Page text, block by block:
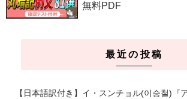
無料PDF
最近の投稿
【日本語訳付き】イ・スンチョル(이승철)『